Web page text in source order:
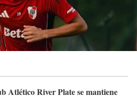
Atlético River Plate se mantiene